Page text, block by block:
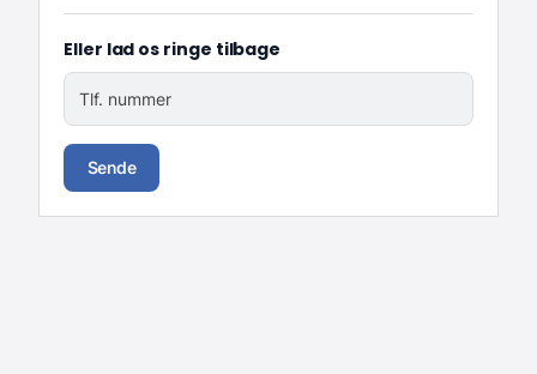
Eller lad os ringe tilbage
Tlf. nummer
Sende